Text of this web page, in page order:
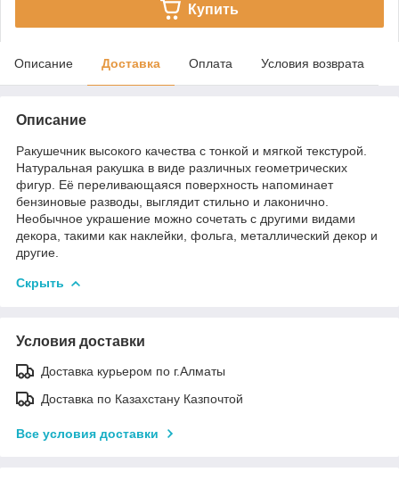
Купить
Описание Доставка Оплата Условия возврата
Описание
Ракушечник высокого качества с тонкой и мягкой текстурой.
Натуральная ракушка в виде различных геометрических
фигур. Её переливающаяся поверхность напоминает
бензиновые разводы, выглядит стильно и лаконично.
Необычное украшение можно сочетать с другими видами
декора, такими как наклейки, фольга, металлический декор и
другие.
Скрыть
Условия доставки
Доставка курьером по г.Алматы
Доставка по Казахстану Казпочтой
Все условия доставки